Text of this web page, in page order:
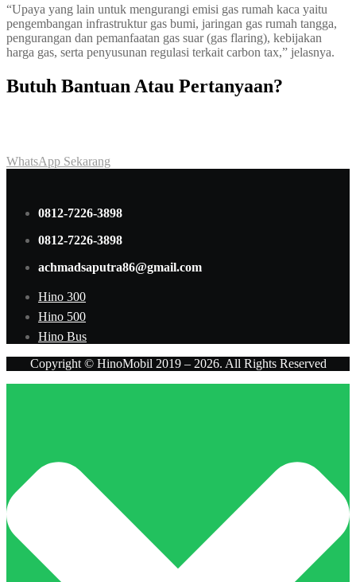
“Upaya yang lain untuk mengurangi emisi gas rumah kaca yaitu
pengembangan infrastruktur gas bumi, jaringan gas rumah tangga,
pengurangan dan pemanfaatan gas suar (gas flaring), kebijakan
harga gas, serta penyusunan regulasi terkait carbon tax,” jelasnya.
Butuh Bantuan Atau Pertanyaan?
WhatsApp Sekarang
0812-7226-3898
0812-7226-3898
achmadsaputra86@gmail.com
Hino 300
Hino 500
Hino Bus
Copyright © HinoMobil 2019 – 2026. All Rights Reserved